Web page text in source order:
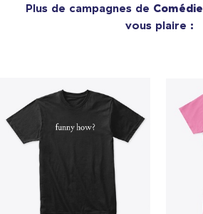
Plus de campagnes de Comédie
vous plaire :